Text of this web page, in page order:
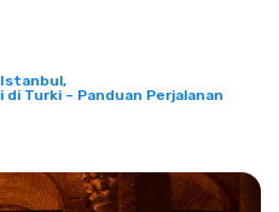
Istanbul,
Turki – Panduan Perjalanan